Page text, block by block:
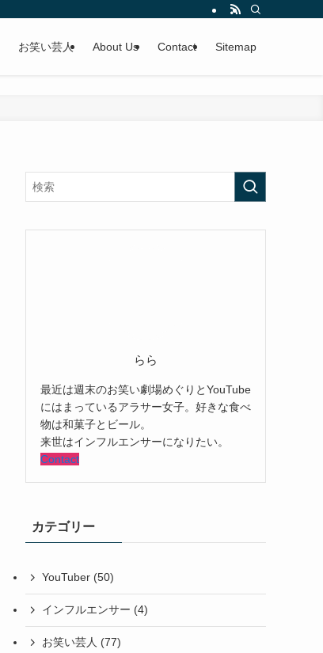
お笑い芸人 About Us Contact Sitemap
らら
最近は週末のお笑い劇場めぐりとYouTube
にはまっているアラサー女子。好きな食べ
物は和菓子とビール。
来世はインフルエンサーになりたい。
Contact
カテゴリー
YouTuber (50)
インフルエンサー (4)
お笑い芸人 (77)